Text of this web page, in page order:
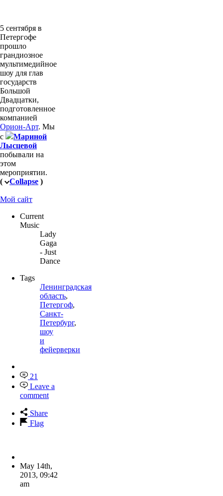
5 сентября в
Петергофе
прошло
грандиозное
мультимедийное
шоу для глав
государств
Большой
Двадцатки,
подготовленное
компанией
Орион-Арт. Мы
с
Мариной
Лысцевой
побывали на
этом
мероприятии.
(
Collapse )
Мой сайт
Current
Music
Lady
Gaga
- Just
Dance
Tags
Ленинградская
область,
Петергоф,
Санкт-
Петербург,
шоу
и
фейерверки
21
Leave a
comment
Share
Flag
May 14th,
2013, 09:42
am